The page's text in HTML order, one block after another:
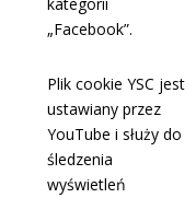
„Facebook”.
Plik cookie YSC jest
ustawiany przez
YouTube i służy do
śledzenia
wyświetleń